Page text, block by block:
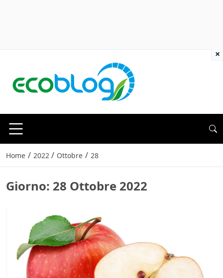
Home / 2022 / Ottobre / 28
Giorno: 28 Ottobre 2022
×